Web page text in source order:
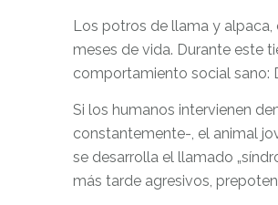
Los potros de llama y
meses de vida. Durante este
comportamiento social sano:
Si los humanos intervienen
constantemente-, el animal
se desarrolla el llamado
más tarde agresivos,